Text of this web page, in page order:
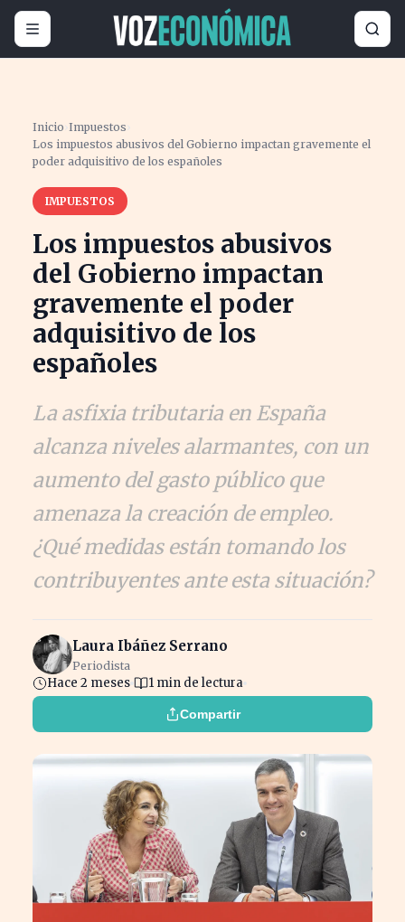
Inicio ›Impuestos ›
Los impuestos abusivos del Gobierno impactan gravemente el
poder adquisitivo de los españoles
IMPUESTOS
Los impuestos abusivos
del Gobierno impactan
gravemente el poder
adquisitivo de los
españoles
La asfixia tributaria en España
alcanza niveles alarmantes, con un
aumento del gasto público que
amenaza la creación de empleo.
¿Qué medidas están tomando los
contribuyentes ante esta situación?
Laura Ibáñez Serrano
Periodista
Hace 2 meses 1 min de lectura
Compartir